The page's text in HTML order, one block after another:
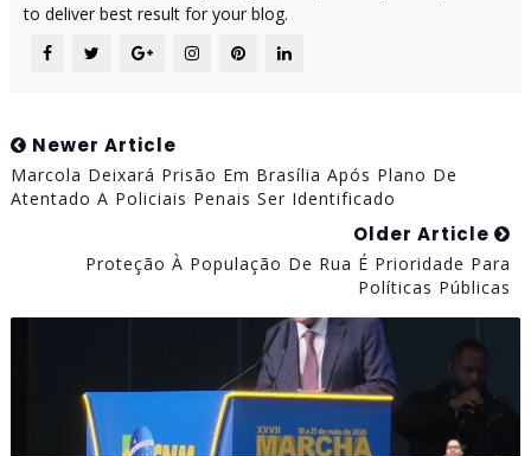
to deliver best result for your blog.
Newer Article
Marcola Deixará Prisão Em Brasília Após Plano De
Atentado A Policiais Penais Ser Identificado
Older Article
Proteção À População De Rua É Prioridade Para
Políticas Públicas